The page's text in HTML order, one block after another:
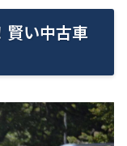
賢い中古車